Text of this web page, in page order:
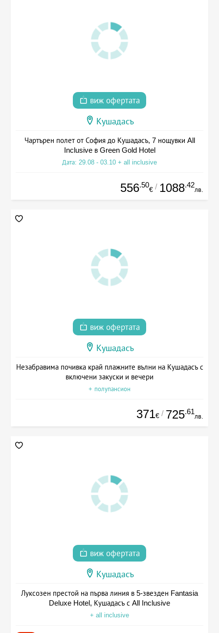
виж офертата
Кушадасъ
Чартърен полет от София до Кушадасъ, 7 нощувки All
Inclusive в Green Gold Hotel
Дата: 29.08 - 03.10 + all inclusive
556.50
€ / 1088.42
лв.
виж офертата
Кушадасъ
Незабравима почивка край плажните вълни на Кушадасъ с
включени закуски и вечери
+ полупансион
371€ / 725.61
лв.
виж офертата
Кушадасъ
Луксозен престой на първа линия в 5-звезден Fantasia
Deluxe Hotel, Кушадасъ с All Inclusive
+ all inclusive